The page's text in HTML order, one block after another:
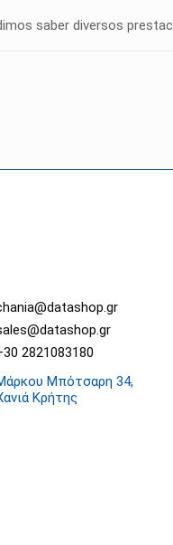
saber diversos
2821083180
Μπότσαρη 34,
Κρήτης